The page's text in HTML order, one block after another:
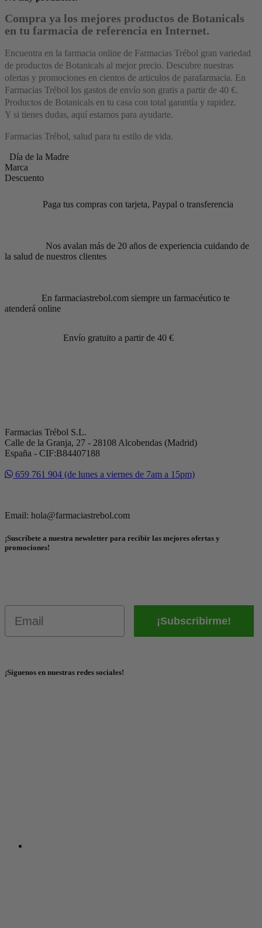
Compra ya los mejores productos de Botanicals
en tu farmacia de referencia en Internet.
Encuentra en la farmacia online de Farmacias Trébol gran variedad
de productos de Botanicals al mejor precio. Descubre nuestras
ofertas y promociones en cientos de articulos de parafarmacia. En
Farmacias Trébol los gastos de envío son gratis a partir de 40 €.
Productos de Botanicals en tu casa con total garantía y rapidez.
Y si tienes dudas, aquí estamos para ayudarte.
Farmacias Trébol, salud para tu estilo de vida.
Día de la Madre
Marca
Descuento
Paga tus compras con tarjeta, Paypal o transferencia
Nos avalan más de 20 años de experiencia cuidando de
la salud de nuestros clientes
En farmaciastrebol.com siempre un farmacéutico te
atenderá online
Envío gratuito a partir de 40 €
Farmacias Trébol S.L.
Calle de la Granja, 27 - 28108 Alcobendas (Madrid)
España - CIF:B84407188
659 761 904 (de lunes a viernes de 7am a 15pm)
Email: hola@farmaciastrebol.com
¡Suscríbete a nuestra newsletter para recibir las mejores ofertas y
promociones!
¡Subscribirme!
¡Síguenos en nuestras redes sociales!